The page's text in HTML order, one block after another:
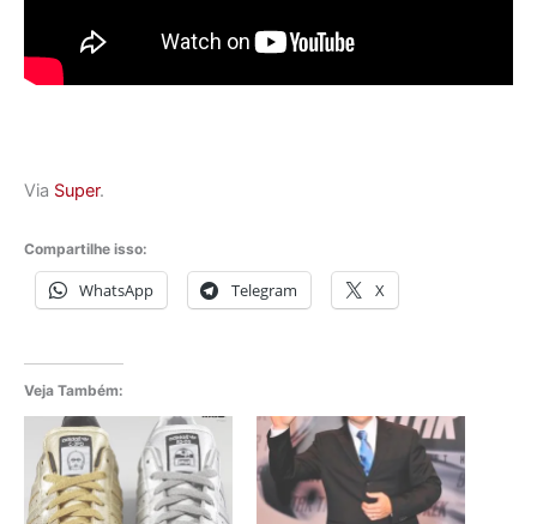
Via Super.
Compartilhe isso:
WhatsApp Telegram X
Veja Também: